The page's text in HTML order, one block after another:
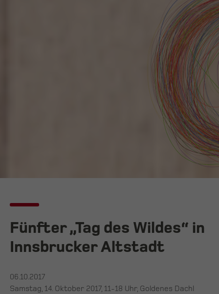
Fünfter „Tag des Wildes“ in
Innsbrucker Altstadt
06.10.2017
Samstag, 14. Oktober 2017, 11-18 Uhr, Goldenes Dachl